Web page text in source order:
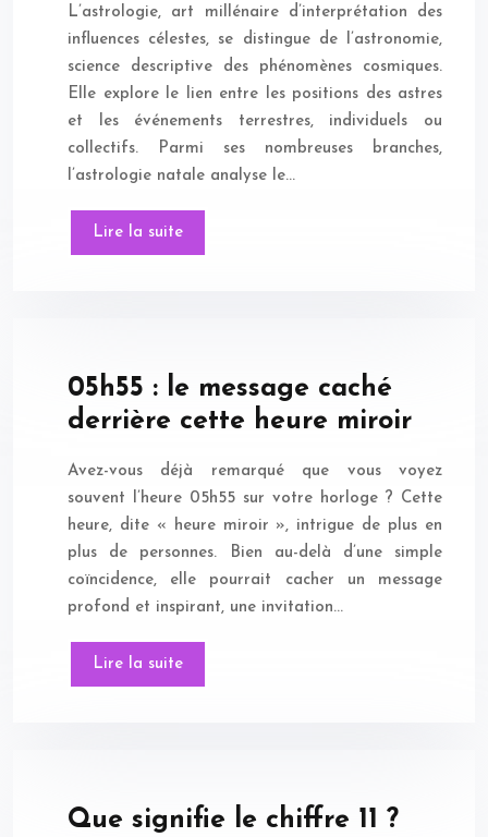
L’astrologie, art millénaire d’interprétation des
influences célestes, se distingue de l’astronomie,
science descriptive des phénomènes cosmiques.
Elle explore le lien entre les positions des astres
et les événements terrestres, individuels ou
collectifs. Parmi ses nombreuses branches,
l’astrologie natale analyse le…
Lire la suite
05h55 : le message caché
derrière cette heure miroir
Avez-vous déjà remarqué que vous voyez
souvent l’heure 05h55 sur votre horloge ? Cette
heure, dite « heure miroir », intrigue de plus en
plus de personnes. Bien au-delà d’une simple
coïncidence, elle pourrait cacher un message
profond et inspirant, une invitation…
Lire la suite
Que signifie le chiffre 11 ?